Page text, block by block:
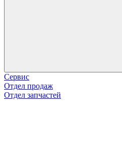
Сервис
Отдел продаж
Отдел запчастей